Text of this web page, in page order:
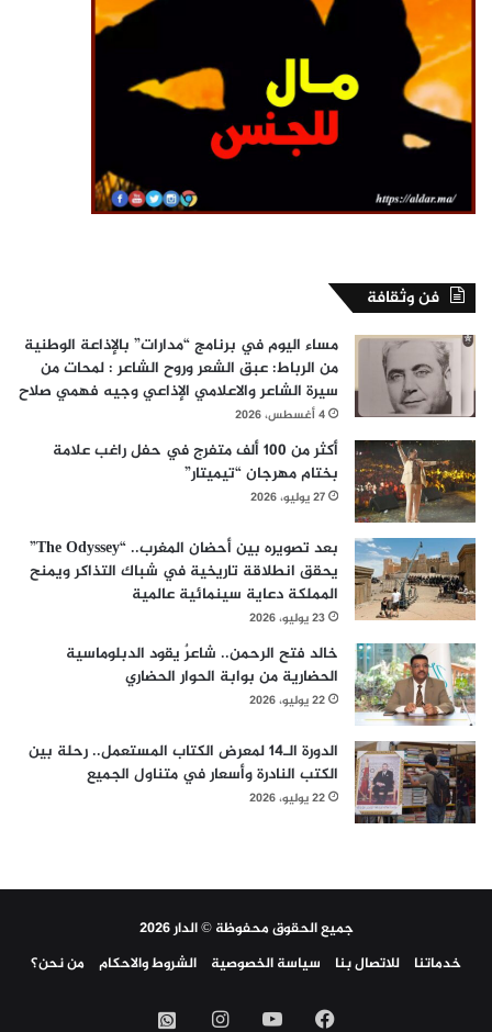
فن وثقافة
مساء اليوم في برنامج “مدارات” بالإذاعة الوطنية
من الرباط: عبق الشعر وروح الشاعر : لمحات من
سيرة الشاعر والاعلامي الإذاعي وجيه فهمي صلاح
4 أغسطس، 2026
أكثر من 100 ألف متفرج في حفل راغب علامة
بختام مهرجان “تيميتار”
27 يوليو، 2026
بعد تصويره بين أحضان المغرب.. “The Odyssey”
يحقق انطلاقة تاريخية في شباك التذاكر ويمنح
المملكة دعاية سينمائية عالمية
23 يوليو، 2026
خالد فتح الرحمن.. شاعرٌ يقود الدبلوماسية
الحضارية من بوابة الحوار الحضاري
22 يوليو، 2026
الدورة الـ14 لمعرض الكتاب المستعمل.. رحلة بين
الكتب النادرة وأسعار في متناول الجميع
22 يوليو، 2026
جميع الحقوق محفوظة © الدار 2026
خدماتنا
للاتصال بنا سياسة الخصوصية الشروط والاحكام من نحن؟
فيسبوك‫YouTubeانستقرامواتساب